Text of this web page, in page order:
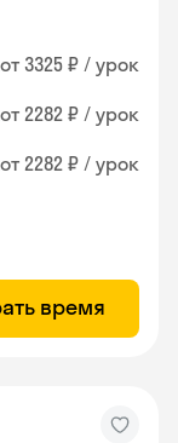
от 3325 ₽ / урок
от 2282 ₽ / урок
от 2282 ₽ / урок
время